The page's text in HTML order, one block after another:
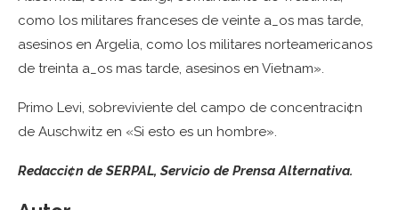
como los militares franceses de veinte a_os mas tarde,
asesinos en Argelia, como los militares norteamericanos
de treinta a_os mas tarde, asesinos en Vietnam».
Primo Levi, sobreviviente del campo de concentraci¢n
de Auschwitz en «Si esto es un hombre».
Redacci¢n de SERPAL, Servicio de Prensa Alternativa.